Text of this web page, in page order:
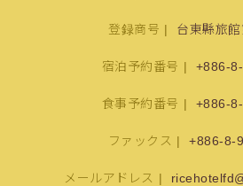
登録商号 台東縣旅
宿泊予約番号 +886-
食事予約番号 +886-
ファックス +886-8-
メールアドレス